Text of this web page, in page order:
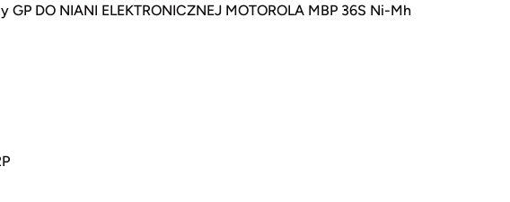
GP DO NIANI ELEKTRONICZNEJ MOTOROLA MBP 36S Ni-Mh